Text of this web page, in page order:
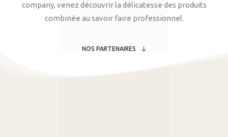
company, venez découvrir la délicatesse des produits
combinée au savoir faire professionnel.
NOS PARTENAIRES